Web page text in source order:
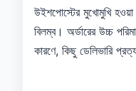
উইশপোস্টের মুখোমুখি হওয়া
বিলম্ব। অর্ডারের উচ্চ
কারণে, কিছু ডেলিভারি